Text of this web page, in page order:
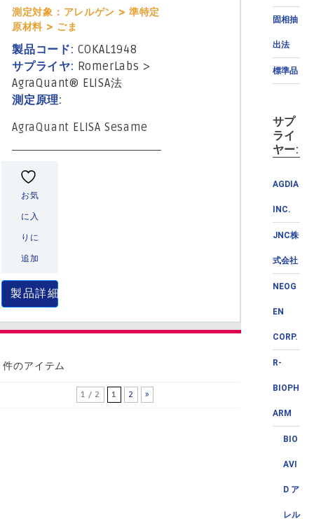
固相抽
出法
標準品
サプ
ライ
ヤー:
AGDIA
INC.
JNC株
式会社
NEOG
EN
CORP.
R-
BIOPH
ARM
BIO
AVI
D ア
レル
測定対象：アレルゲン > 準特定
原材料 > ごま
製品コード: COKAL1948
サプライヤ: RomerLabs >
AgraQuant® ELISA法
測定原理:
AgraQuant ELISA Sesame
お気
に入
りに
追加
製品詳細
件のアイテム
1 / 2 1 2 »